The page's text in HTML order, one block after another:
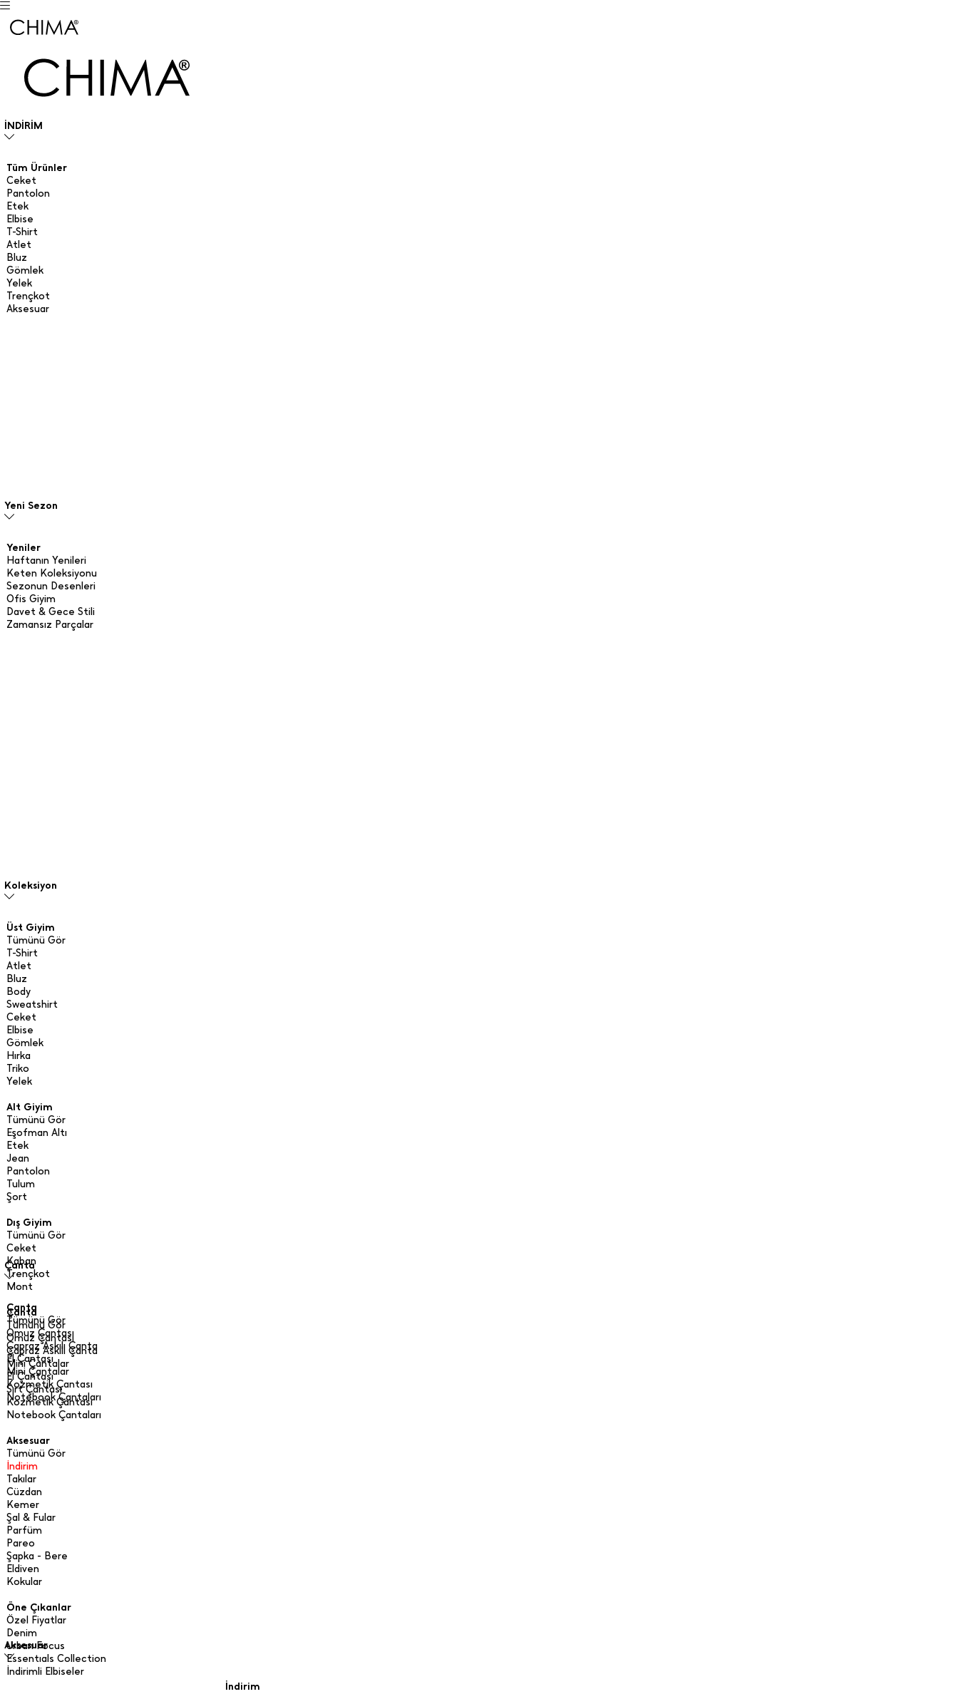
İNDİRİM
Tüm Ürünler
Ceket
Pantolon
Etek
Elbise
T-Shirt
Atlet
Bluz
Gömlek
Yelek
Trençkot
Aksesuar
Yeni Sezon
Yeniler
Haftanın Yenileri
Keten Koleksiyonu
Sezonun Desenleri
Ofis Giyim
Davet & Gece Stili
Zamansız Parçalar
Koleksiyon
Üst Giyim
Tümünü Gör
T-Shirt
Atlet
Bluz
Body
Sweatshirt
Ceket
Elbise
Gömlek
Hırka
Triko
Yelek
Alt Giyim
Tümünü Gör
Eşofman Altı
Etek
Jean
Pantolon
Tulum
Şort
Dış Giyim
Tümünü Gör
Ceket
Kaban
Trençkot
Mont
Çanta
Tümünü Gör
Omuz Çantası
Çapraz Askılı Çanta
Mini Çantalar
El Çantası
Sırt Çantası
Kozmetik Çantası
Notebook Çantaları
Aksesuar
Tümünü Gör
İndirim
Takılar
Cüzdan
Kemer
Şal & Fular
Parfüm
Pareo
Şapka - Bere
Eldiven
Kokular
Öne Çıkanlar
Özel Fiyatlar
Denim
Urban Focus
Essentıals Collection
İndirimli Elbiseler
Çanta
Çanta
Tümünü Gör
Omuz Çantası
Çapraz Askılı Çanta
El Çantası
Mini Çantalar
Kozmetik Çantası
Notebook Çantaları
Aksesuar
İndirim